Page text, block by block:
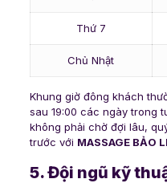
Thứ 7
Chủ Nhật
Khung giờ đông khách
sau 19:00 các ngày trong
không phải chờ đợi lâu,
trước với MASSAGE BẢO
5. Đội ngũ kỹ